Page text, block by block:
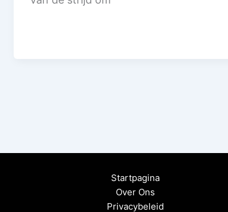
Startpagina
Over Ons
Privacybeleid